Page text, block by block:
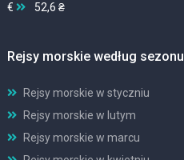
€
52,6 ₴
Rejsy morskie według sezonu
Rejsy morskie w styczniu
Rejsy morskie w lutym
Rejsy morskie w marcu